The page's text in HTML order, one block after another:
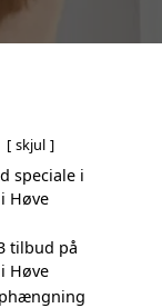
skjul
speciale i
Høve
tilbud på
Høve